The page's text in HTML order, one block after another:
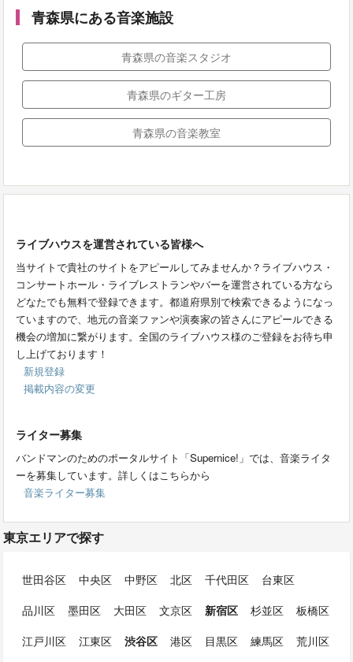
青森県にある音楽施設
青森県の音楽スタジオ
青森県のギター工房
青森県の音楽教室
ライブハウスを運営されている皆様へ
当サイトで貴社のサイトをアピールしてみませんか？ライブハウス・
コンサートホール・ライブレストランやバーを運営されている方なら
どなたでも無料で登録できます。都道府県別で検索できるようになっ
ていますので、地元の音楽ファンや演奏家の皆さんにアピールできる
機会の増加に繋がります。全国のライブハウス様のご登録をお待ち申
し上げております！
新規登録
掲載内容の変更
ライター募集
バンドマンのためのポータルサイト「Supernice!」では、音楽ライタ
ーを募集しています。詳しくはこちらから
音楽ライター募集
東京エリアで探す
世田谷区 中央区 中野区 北区 千代田区
台東区
品川区
墨田区 大田区 文京区 新宿区 杉並区
板橋区
江戸川区
江東区 渋谷区 港区 目黒区 練馬区
荒川区